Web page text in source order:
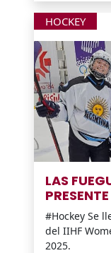
HOCKEY
LAS
#Hockey Se
del IIHF
2025.